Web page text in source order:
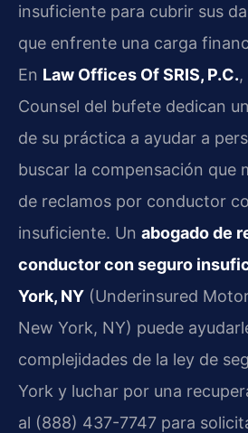
insuficiente para cubrir sus
que enfrente una carga
En Law Offices Of SRIS, P.C.
Counsel del bufete dedican
de su práctica a ayudar a
buscar la compensación que
de reclamos por conductor
insuficiente. Un abogado de
conductor con seguro
York, NY (Underinsured
New York, NY) puede
complejidades de la ley de
York y luchar por una
al (888) 437-7747 para